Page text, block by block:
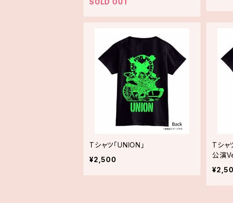
SOLD OUT
Tシャツ「UNION」
¥2,500
Tシャ
公演